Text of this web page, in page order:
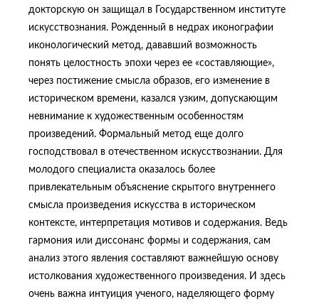
докторскую он защищал в Государственном институте
искусствознания. Рожденный в недрах иконографии
иконологический метод, дававший возможность
понять целостность эпохи через ее «составляющие»,
через постижение смысла образов, его изменение в
историческом времени, казался узким, допускающим
невнимание к художественным особенностям
произведений. Формальный метод еще долго
господствовал в отечественном искусствознании. Для
молодого специалиста оказалось более
привлекательным объяснение скрытого внутреннего
смысла произведения искусства в историческом
контексте, интерпретация мотивов и содержания. Ведь
гармония или диссонанс формы и содержания, сам
анализ этого явления составляют важнейшую основу
истолкования художественного произведения. И здесь
очень важна интуиция ученого, наделяющего форму